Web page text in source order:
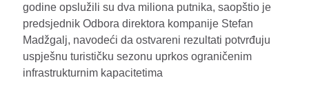
godine opslužili su dva miliona putnika, saopštio je
predsjednik Odbora direktora kompanije Stefan
Madžgalj, navodeći da ostvareni rezultati potvrđuju
uspješnu turističku sezonu uprkos ograničenim
infrastrukturnim kapacitetima